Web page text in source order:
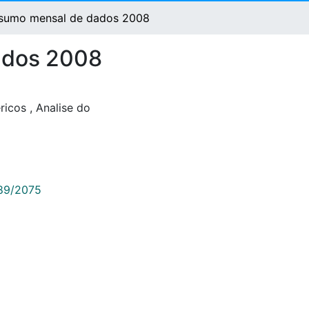
mensal de dados 2008
2008
, Analise do
2075